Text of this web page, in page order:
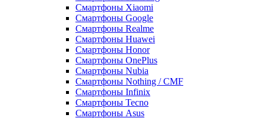
Смартфоны Xiaomi
Смартфоны Google
Смартфоны Realme
Смартфоны Huawei
Смартфоны Honor
Смартфоны OnePlus
Смартфоны Nubia
Смартфоны Nothing / CMF
Смартфоны Infinix
Смартфоны Tecno
Смартфоны Asus